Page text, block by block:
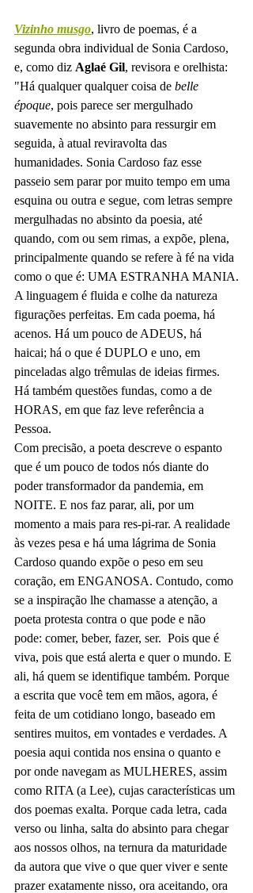
Vizinho musgo, livro de poemas, é a
segunda obra individual de Sonia Cardoso,
e, como diz Aglaé Gil, revisora e orelhista:
"Há qualquer qualquer coisa de belle
époque, pois parece ser mergulhado
suavemente no absinto para ressurgir em
seguida, à atual reviravolta das
humanidades. Sonia Cardoso faz esse
passeio sem parar por muito tempo em uma
esquina ou outra e segue, com letras sempre
mergulhadas no absinto da poesia, até
quando, com ou sem rimas, a expõe, plena,
principalmente quando se refere à fé na vida
como o que é: UMA ESTRANHA MANIA.
A linguagem é fluida e colhe da natureza
figurações perfeitas. Em cada poema, há
acenos. Há um pouco de ADEUS, há
haicai; há o que é DUPLO e uno, em
pinceladas algo trêmulas de ideias firmes.
Há também questões fundas, como a de
HORAS, em que faz leve referência a
Pessoa.
Com precisão, a poeta descreve o espanto
que é um pouco de todos nós diante do
poder transformador da pandemia, em
NOITE. E nos faz parar, ali, por um
momento a mais para res-pi-rar. A realidade
às vezes pesa e há uma lágrima de Sonia
Cardoso quando expõe o peso em seu
coração, em ENGANOSA. Contudo, como
se a inspiração lhe chamasse a atenção, a
poeta protesta contra o que pode e não
pode: comer, beber, fazer, ser.  Pois que é
viva, pois que está alerta e quer o mundo. E
ali, há quem se identifique também. Porque
a escrita que você tem em mãos, agora, é
feita de um cotidiano longo, baseado em
sentires muitos, em vontades e verdades. A
poesia aqui contida nos ensina o quanto e
por onde navegam as MULHERES, assim
como RITA (a Lee), cujas características um
dos poemas exalta. Porque cada letra, cada
verso ou linha, salta do absinto para chegar
aos nossos olhos, na ternura da maturidade
da autora que vive o que quer viver e sente
prazer exatamente nisso, ora aceitando, ora